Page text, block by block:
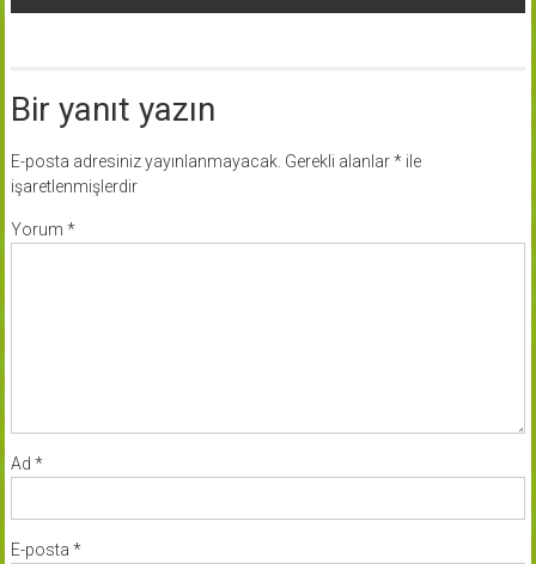
Bir yanıt yazın
E-posta adresiniz yayınlanmayacak. Gerekli alanlar*ile
işaretlenmişlerdir
Yorum *
Ad *
E-posta *